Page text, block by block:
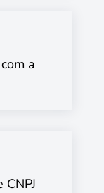
a
CNPJ